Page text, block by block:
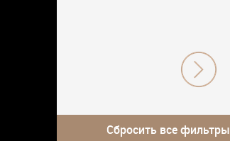
Сбросить все фильтры